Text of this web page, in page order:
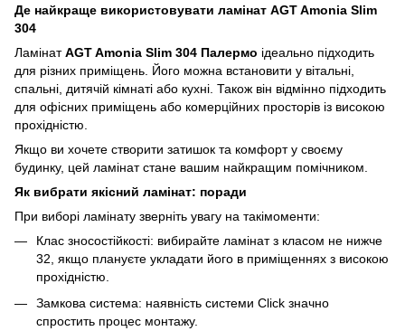
Де найкраще використовувати ламінат AGT Amonia Slim
304
ЛамінатAGT Amonia Slim 304 Палермо ідеально підходить
для різних приміщень. Його можна встановити у вітальні,
спальні, дитячій кімнаті або кухні. Також він відмінно підходить
для офісних приміщень або комерційних просторів із високою
прохідністю.
Якщо ви хочете створити затишок та комфорт у своєму
будинку, цей ламінат стане вашим найкращим помічником.
Як вибрати якісний ламінат: поради
При виборі ламінату зверніть увагу на такімоменти:
Клас зносостійкості: вибирайте ламінат з класом не нижче
32, якщо плануєте укладати його в приміщеннях з високою
прохідністю.
Замкова система: наявність системи Click значно
спростить процес монтажу.